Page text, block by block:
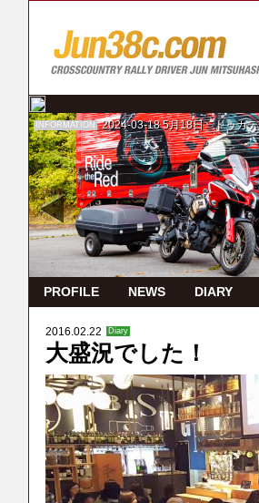
INFORMATION 2024-03-18 5月18日 ドゥカテ
PROFILE NEWS DIARY
2016.02.22 Diary
大盛況でした！